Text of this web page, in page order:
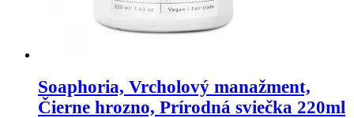
Soaphoria, Vrcholový manažment,
Čierne hrozno, Prírodná sviečka 220ml